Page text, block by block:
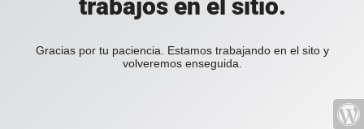
trabajos en el sitio.
Gracias por tu paciencia. Estamos trabajando en el sito y
volveremos enseguida.